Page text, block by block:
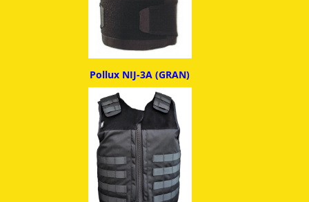
Pollux NIJ-3A (GRAN)